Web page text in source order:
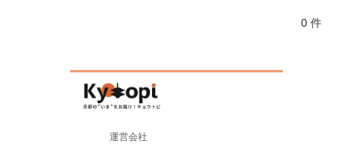
0 件
運営会社